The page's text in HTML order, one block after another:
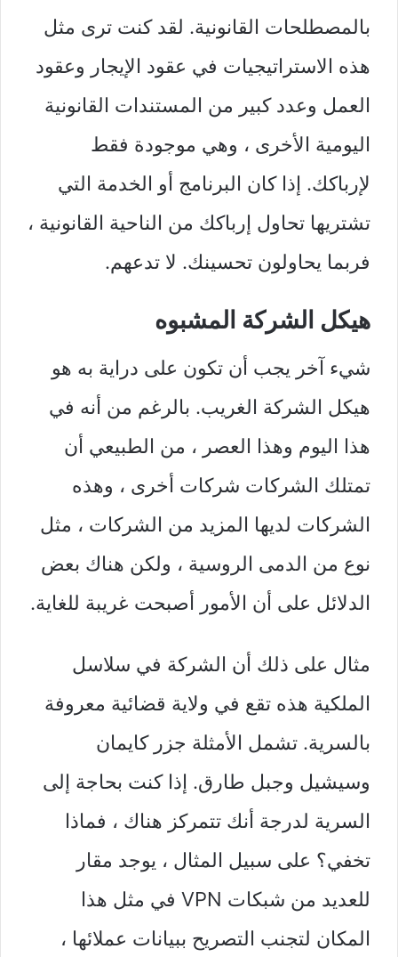
بالمصطلحات القانونية. لقد كنت ترى مثل
هذه الاستراتيجيات في عقود الإيجار وعقود
العمل وعدد كبير من المستندات القانونية
اليومية الأخرى ، وهي موجودة فقط
لإرباكك. إذا كان البرنامج أو الخدمة التي
تشتريها تحاول إرباكك من الناحية القانونية ،
فربما يحاولون تحسينك. لا تدعهم.
هيكل الشركة المشبوه
شيء آخر يجب أن تكون على دراية به هو
هيكل الشركة الغريب. بالرغم من أنه في
هذا اليوم وهذا العصر ، من الطبيعي أن
تمتلك الشركات شركات أخرى ، وهذه
الشركات لديها المزيد من الشركات ، مثل
نوع من الدمى الروسية ، ولكن هناك بعض
الدلائل على أن الأمور أصبحت غريبة للغاية.
مثال على ذلك أن الشركة في سلاسل
الملكية هذه تقع في ولاية قضائية معروفة
بالسرية. تشمل الأمثلة جزر كايمان
وسيشيل وجبل طارق. إذا كنت بحاجة إلى
السرية لدرجة أنك تتمركز هناك ، فماذا
تخفي؟ على سبيل المثال ، يوجد مقار
للعديد من شبكات VPN في مثل هذا
المكان لتجنب التصريح ببيانات عملائها ،